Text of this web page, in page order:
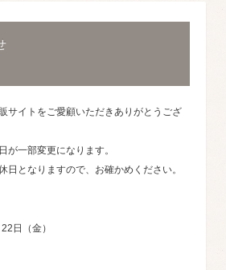
サイトをご愛顧いただきありがとうござ
が一部変更になります。
日となりますので、お確かめください。
日（金）